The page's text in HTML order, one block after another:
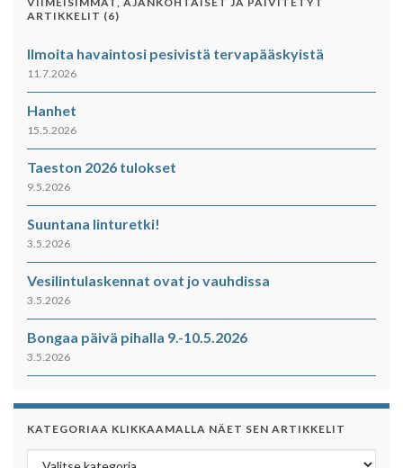
ARTIKKELIT (6)
Ilmoita havaintosi pesivistä tervapääskyistä
11.7.2026
Hanhet
15.5.2026
Taeston 2026 tulokset
9.5.2026
Suuntana linturetki!
3.5.2026
Vesilintulaskennat ovat jo vauhdissa
3.5.2026
Bongaa päivä pihalla 9.-10.5.2026
3.5.2026
KATEGORIAA KLIKKAAMALLA NÄET SEN ARTIKKELIT
Kategoriaa klikkaamalla näet sen artikkelit